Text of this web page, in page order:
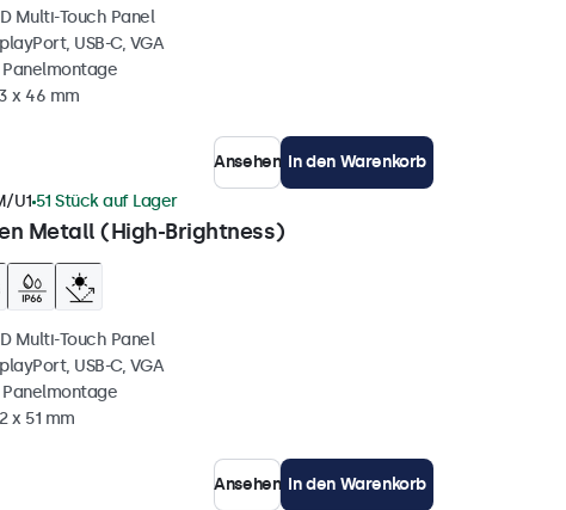
Multi-Touch Panel
USB-C, VGA
Panelmontage
x 46 mm
Ansehen In den Warenkorb
Metall (High-Brightness)
U1 51 Stück auf Lager
Multi-Touch Panel
USB-C, VGA
Panelmontage
x 51 mm
Ansehen In den Warenkorb